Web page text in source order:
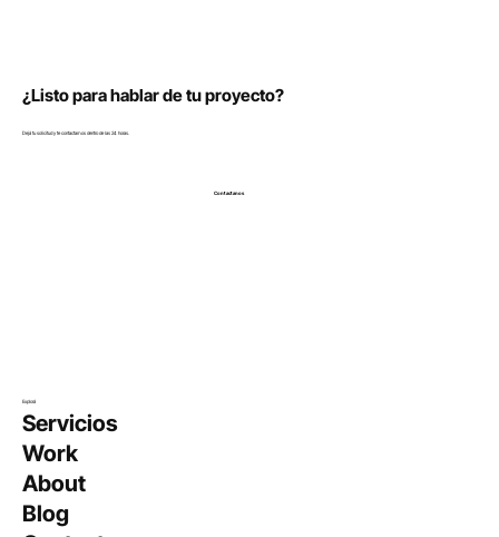
¿Listo para hablar de tu proyecto?
Dejá tu solicitud y te contactamos dentro de las 24 horas.
Contactanos
Explorá
Servicios
Work
About
Blog